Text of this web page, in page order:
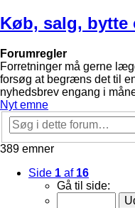
Køb, salg, bytte
Forumregler
Forretninger må gerne
forsøg at begræns det til
nyhedsbrev engang i
Nyt emne
389 emner
Side 1 af 16
Gå til side: